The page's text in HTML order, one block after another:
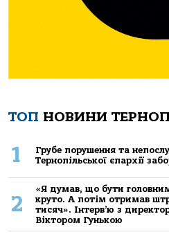
ТОП НОВИНИ
1
Грубе порушення та
Тернопільської єпархії
2
«Я думав, що бути
круто. А потім отримав
тисяч». Інтерв’ю з
Віктором Гунькою